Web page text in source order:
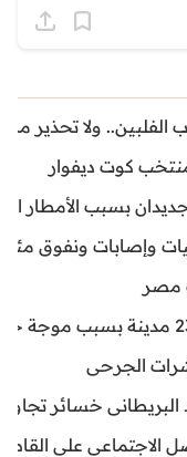
كوت ديفوار
بسبب الأمطار
وإصابات ونفوق مئات
الجرحى
خسائر تجاوزت 1.5 مليار
على القاصرين